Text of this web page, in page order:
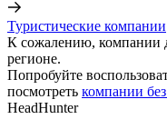
Туристические компании
К сожалению, компании
регионе.
Попробуйте
посмотреть компании
HeadHunter